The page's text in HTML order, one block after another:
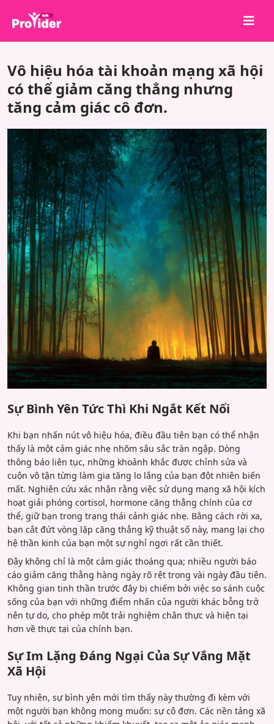
Về chúng tôi
Đăng nhập
Đăng ký
Dịch vụ
API
Điều khoản
Blog
Vô hiệu hóa tài khoản mạng xã hội
có thể giảm căng thẳng nhưng
tăng cảm giác cô đơn.
Sự Bình Yên Tức Thì Khi Ngắt Kết Nối
Khi bạn nhấn nút vô hiệu hóa, điều đầu tiên bạn có thể nhận
thấy là một cảm giác nhẹ nhõm sâu sắc tràn ngập. Dòng
thông báo liên tục, những khoảnh khắc được chỉnh sửa và
cuộn vô tận từng làm gia tăng lo lắng của bạn đột nhiên biến
mất. Nghiên cứu xác nhận rằng việc sử dụng mạng xã hội kích
hoạt giải phóng cortisol, hormone căng thẳng chính của cơ
thể, giữ bạn trong trạng thái cảnh giác nhẹ. Bằng cách rời xa,
bạn cắt đứt vòng lặp căng thẳng kỹ thuật số này, mang lại cho
hệ thần kinh của bạn một sự nghỉ ngơi rất cần thiết.
Đây không chỉ là một cảm giác thoáng qua; nhiều người báo
cáo giảm căng thẳng hàng ngày rõ rệt trong vài ngày đầu tiên.
Không gian tinh thần trước đây bị chiếm bởi việc so sánh cuộc
sống của bạn với những điểm nhấn của người khác bỗng trở
nên tự do, cho phép một trải nghiệm chân thực và hiện tại
hơn về thực tại của chính bạn.
Sự Im Lặng Đáng Ngại Của Sự Vắng Mặt
Xã Hội
Tuy nhiên, sự bình yên mới tìm thấy này thường đi kèm với
một người bạn không mong muốn: sự cô đơn. Các nền tảng xã